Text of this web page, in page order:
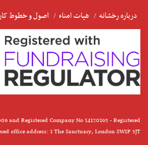
درباره رخشانه هیات امناء اصول و خطوط
and Registered Company No 14120163 - Registered
office address: 1 The Sanctuary, London SW1P 3JT